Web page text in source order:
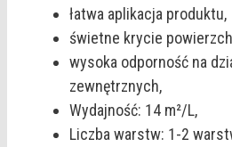
łatwa aplikacja produktu,
świetne krycie
wysoka odporność na
zewnętrznych,
Wydajność: 14 m²/L,
Liczba warstw: 1-2